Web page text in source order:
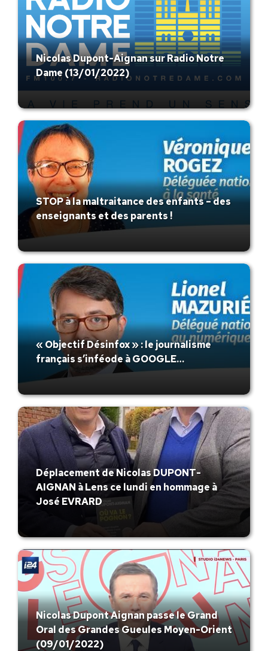
Nicolas Dupont-Aignan sur Radio Notre
Dame (13/01/2022)
STOP à la maltraitance des enfants – des
enseignants et des parents !
« Objectif Désinfox » : le journalisme
français s’inféode à GOOGLE…
Déplacement de Nicolas DUPONT-
AIGNAN à Lens ce lundi en hommage à
José EVRARD
Nicolas Dupont Aignan passe le Grand
Oral des Grandes Gueules Moyen-Orient
(09/01/2022)